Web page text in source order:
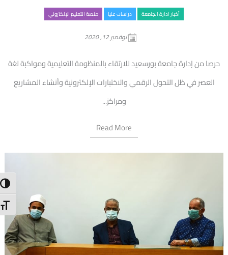
أخبار ادارة الجامعة دراسات عليا منصة التعليم الإلكتروني
نوفمبر 12, 2020
حرصا من إدارة جامعة بورسعيد للارتقاء بالمنظومة التعليمية ومواكبة لغة
العصر في ظل التحول الرقمي والاختبارات الإلكترونية وأنشاء المشاريع
ومراكز...
Read More